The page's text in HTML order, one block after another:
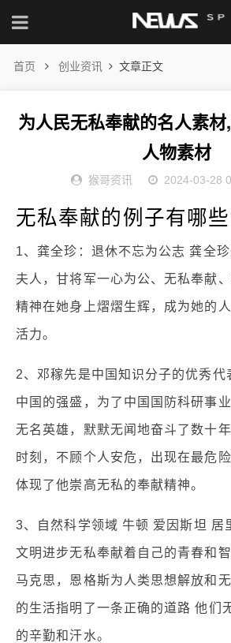
首页 创业资讯 文章正文
为人民无私奉献的名人素
人物素材
猴哥资讯 2024-03-28
无私奉献的例子有哪
1、龚全珍：退休不忘为公志 龚全
夫人，甘将军一心为公、无私奉献
精神在她身上熠熠生辉，成为她的
活力。
2、邓稼先是中国知识分子的优秀代
中国的强盛，为了中国国防科研事
无名英雄，默默无闻地奋斗了数十
时刻，不顾个人安危，出现在最危
体现了他崇高无私的奉献精神。
3、自然科学领域 牛顿 爱因斯坦 居
文明进步无私奉献着自己的青春和
马克思，恩格斯为人类思想解放和
的生活指明了一条正确的道路 他们
的辛勤和汗水。